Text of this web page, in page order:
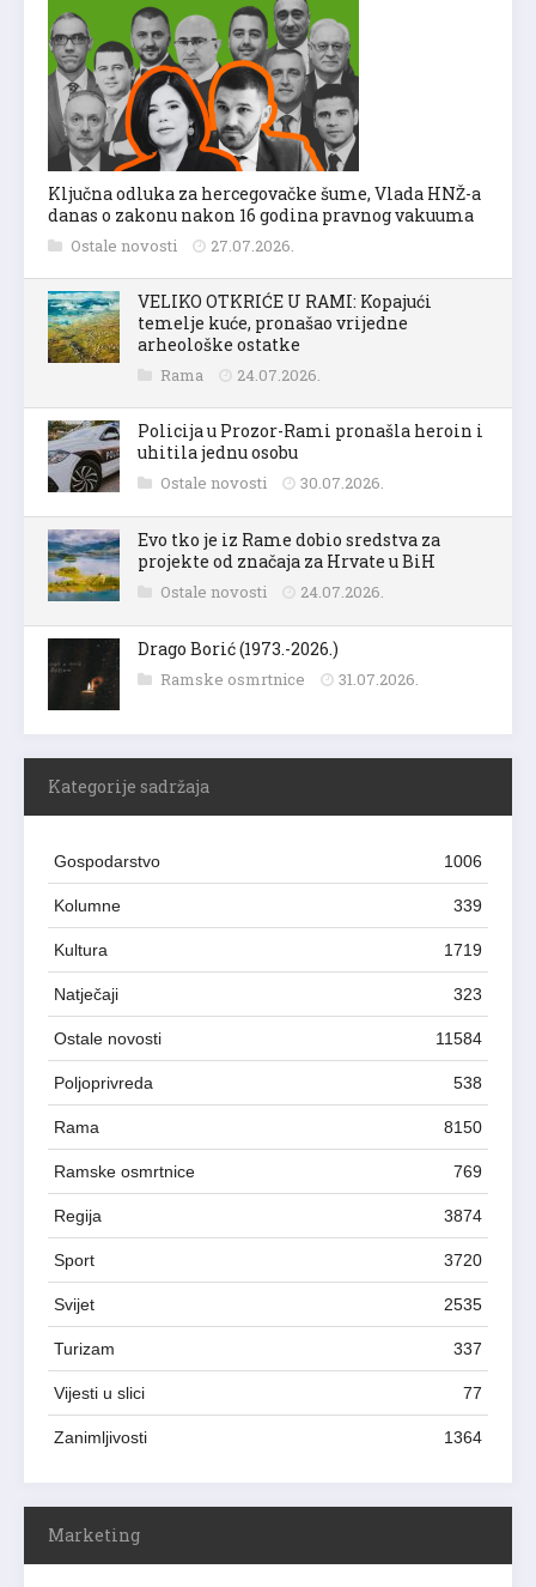
Ključna odluka za hercegovačke šume, Vlada HNŽ-a
danas o zakonu nakon 16 godina pravnog vakuuma
Ostale novosti 27.07.2026.
VELIKO OTKRIĆE U RAMI: Kopajući
temelje kuće, pronašao vrijedne
arheološke ostatke
Rama 24.07.2026.
Policija u Prozor-Rami pronašla heroin i
uhitila jednu osobu
Ostale novosti 30.07.2026.
Evo tko je iz Rame dobio sredstva za
projekte od značaja za Hrvate u BiH
Ostale novosti 24.07.2026.
Drago Borić (1973.-2026.)
Ramske osmrtnice 31.07.2026.
Kategorije sadržaja
Gospodarstvo 1006
Kolumne 339
Kultura 1719
Natječaji 323
Ostale novosti 11584
Poljoprivreda 538
Rama 8150
Ramske osmrtnice 769
Regija 3874
Sport 3720
Svijet 2535
Turizam 337
Vijesti u slici 77
Zanimljivosti 1364
Marketing